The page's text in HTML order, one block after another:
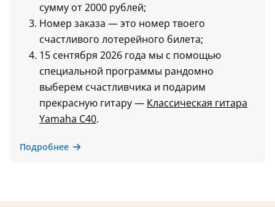
сумму от 2000 рублей;
Номер заказа — это номер твоего
счастливого лотерейного билета;
15 сентября 2026 года мы с помощью
специальной программы рандомно
выберем счастливчика и подарим
прекрасную гитару — Классическая гитара
Yamaha C40.
Подробнее